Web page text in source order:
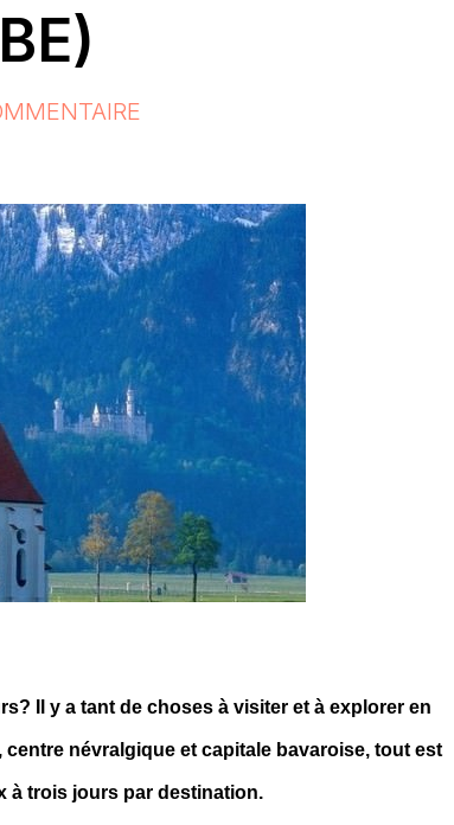
Il y a tant de choses à visiter et à explorer en
névralgique et capitale bavaroise, tout est
à trois jours par destination.